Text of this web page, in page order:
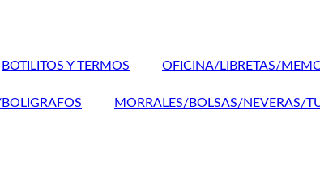
BOTILITOS Y TERMOS OFICINA/LIBRETAS/
MORRALES/BOLSAS/NEVERAS/